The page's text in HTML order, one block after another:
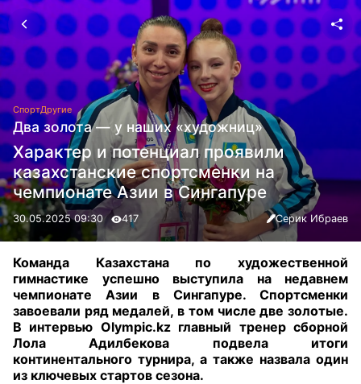
СпортДругие
Два золота — у наших «художниц»
Характер и потенциал проявили
казахстанские спортсменки на
чемпионате Азии в Сингапуре
30.05.2025 09:30 417 Серик Ибраев
Команда Казахстана по художественной
гимнастике успешно выступила на недавнем
чемпионате Азии в Сингапуре. Спортсменки
завоевали ряд медалей, в том числе две золотые.
В интервью Olympic.kz главный тренер сборной
Лола Адилбекова подвела итоги
континентального турнира, а также назвала один
из ключевых стартов сезона.